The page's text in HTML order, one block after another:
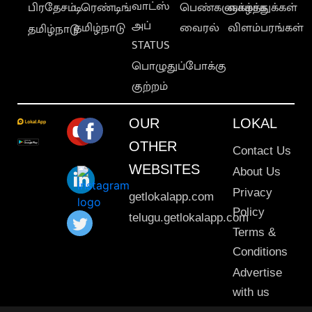
பிரதேசம்
தமிழ்நாடு
டிரெண்டிங்
தமிழ்நாடு
வாட்ஸ்
அப்
STATUS
பொழுதுப்போக்கு
குற்றம்
பெண்களுக்காக
வைரல்
வாழ்த்துக்கள்
விளம்பரங்கள்
OUR
OTHER
WEBSITES
getlokalapp.com
telugu.getlokalapp.com
LOKAL
Contact Us
About Us
Privacy
Policy
Terms &
Conditions
Advertise
with us